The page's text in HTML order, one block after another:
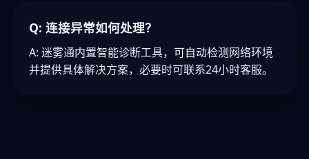
Q: 连接异常如何处理？
A: 迷雾通内置智能诊断工具，可自动检测网络环境
并提供具体解决方案，必要时可联系24小时客服。